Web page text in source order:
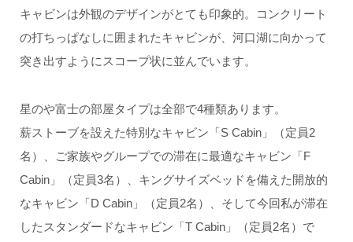
キャビンは外観のデザインがとても印象的。コンクリート
の打ちっぱなしに囲まれたキャビンが、河口湖に向かって
突き出すようにスコープ状に並んでいます。
星のや富士の部屋タイプは全部で4種類あります。
薪ストーブを設えた特別なキャビン「S Cabin」（定員2
名）、ご家族やグループでの滞在に最適なキャビン「F
Cabin」（定員3名）、キングサイズベッドを備えた開放的
なキャビン「D Cabin」（定員2名）、そして今回私が滞在
したスタンダードなキャビン「T Cabin」（定員2名）で